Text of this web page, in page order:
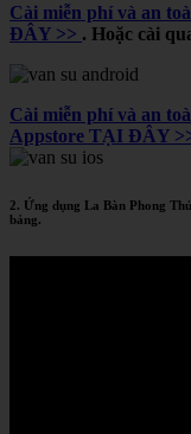
Cài miễn phí và an
ĐÂY >> . Hoặc cài
Cài miễn phí và an
Appstore TẠI ĐÂY
2. Ứng dụng La Bàn Phong
bảng.